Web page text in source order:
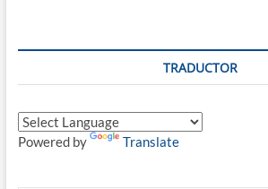
TRADUCTOR
Powered by Translate